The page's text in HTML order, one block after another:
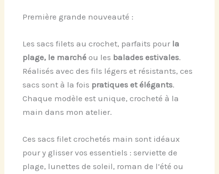
Première grande nouveauté :
Les sacs filets au crochet, parfaits pour la
plage, le marché ou les balades estivales.
Réalisés avec des fils légers et résistants, ces
sacs sont à la fois pratiques et élégants.
Chaque modèle est unique, crocheté à la
main dans mon atelier.
Ces sacs filet crochetés main sont idéaux
pour y glisser vos essentiels : serviette de
plage, lunettes de soleil, roman de l’été ou